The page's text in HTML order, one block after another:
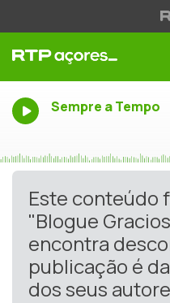
Sempre a Tempo
Este conteúdo
"Blogue
encontra
publicação é
dos seus